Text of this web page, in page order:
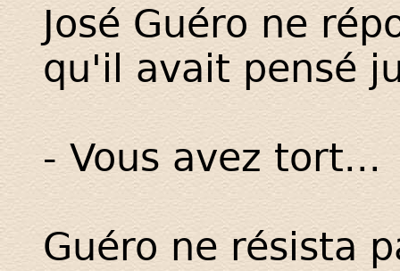
José Guéro ne
qu'il avait pensé
- Vous avez tort...
Guéro ne résista